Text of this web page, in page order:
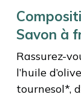
Savon à
Rassurez-
l’huile
tournesol*,